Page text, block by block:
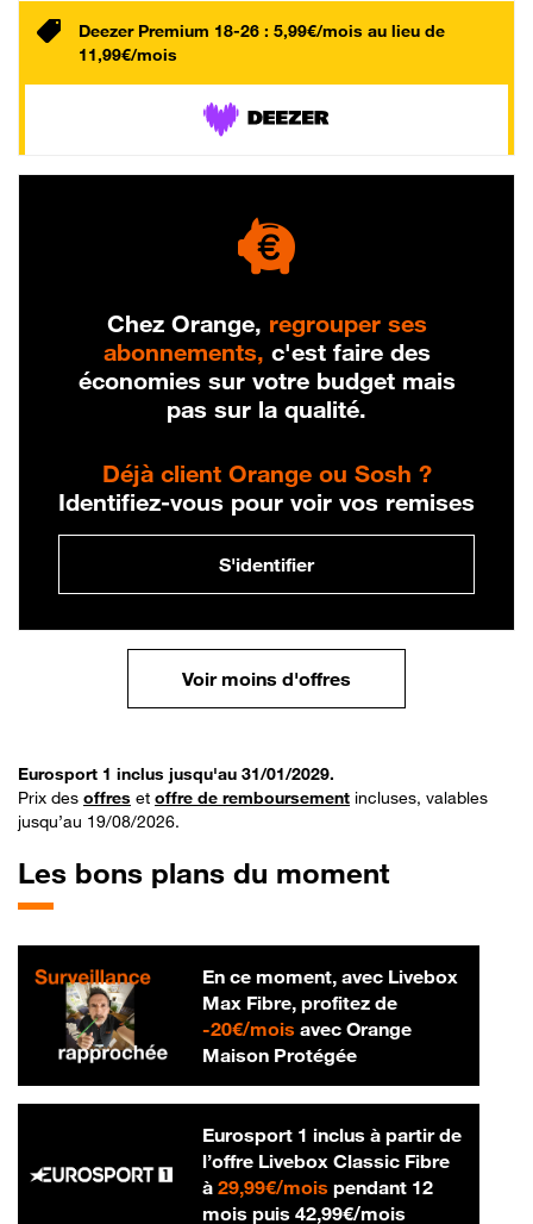
Deezer Premium 18-26 : 5,99€/mois au lieu de
11,99€/mois
Chez Orange, regrouper ses
abonnements, c'est faire des
économies sur votre budget mais
pas sur la qualité.
Déjà client Orange ou Sosh ?
Identifiez-vous pour voir vos remises
S'identifier
Voir moins d'offres
Eurosport 1 inclus jusqu'au 31/01/2029.
Prix des offres et offre de remboursement incluses, valables
jusqu’au 19/08/2026.
Les bons plans du moment
En ce moment, avec Livebox
Max Fibre, profitez de
-20€/mois20 € par mois
avec Orange
Maison Protégée
Eurosport 1 inclus à partir de
l’offre Livebox Classic Fibre
à 29,99€/mois29,99 € par mois
pendant 12
mois puis 42,99€/mois42,99 € par